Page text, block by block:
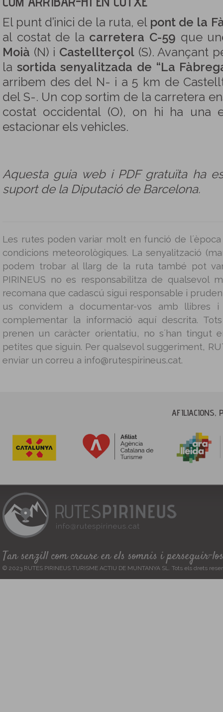
El punt d’inici de la ruta, el pont de la
al costat de la carretera C-59 que
Moià (N) i Castellterçol (S). Avançant
la sortida senyalitzada de “La
arribem des del N- i a 5 km de
del S-. Un cop sortim de la carretera
costat occidental (O), on hi ha una
estacionar els vehicles.
Aquesta guia web i PDF gratuïta ha
suport de la Diputació de Barcelona.
Les rutes poden variar molt en funció de
condicions meteorològiques. La senyalització
podem trobar al llarg de la ruta també pot
PIRINEUS no es responsabilitza de qualsevol
recomana que cadascú sigui responsable i
us convidem a documentar-vos amb llibres i
complementar la informació aquí descrita.
prenen un caràcter orientatiu, no s´han tingut
petites que siguin. Per qualsevol suggeriment,
enviar un correu a info@rutespirineus.cat.
AFILIACIONS,
Tan senzill com creure en els somnis i perseguir-los
© 2023 RUTES PIRINEUS TURISME ACTIU DE MUNTANYA SL. Tots els drets